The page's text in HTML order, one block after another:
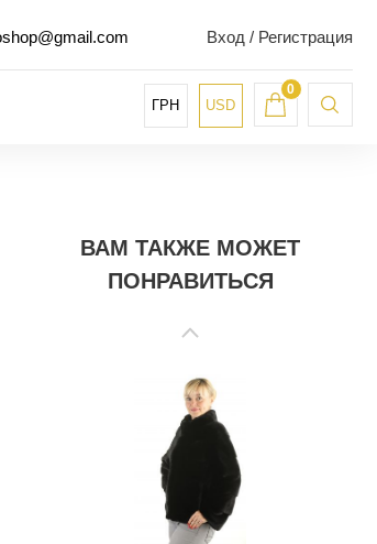
Вход / Регистрация
ГРН USD
0
ВАМ ТАКЖЕ МОЖЕТ
ПОНРАВИТЬСЯ